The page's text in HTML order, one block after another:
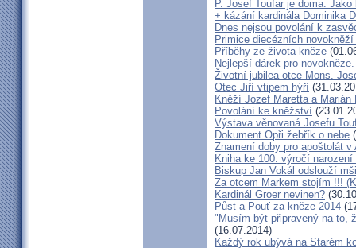
P. Josef Toufar je doma:
+ kázání kardinála Dominika
Dnes nejsou povolání k
Primice diecézních
Příběhy ze života kněze
Nejlepší dárek pro
Životní jubilea otce Mons.
Otec Jiří vtipem hýří
Kněží Jozef Maretta a Marián
Povolání ke kněžství
Výstava věnovaná Josefu
Dokument Opři žebřík o nebe
Znamení doby pro apoštolát v
Kniha ke 100. výročí narození
Biskup Jan Vokál odslouží
Za otcem Markem stojím !!!
Kardinál Groer nevinen?
Půst a Pouť za kněze 2014
"Musím být připravený na to,
(16.07.2014)
Každý rok ubývá na Starém